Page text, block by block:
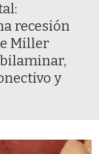
recesión
Miller
y